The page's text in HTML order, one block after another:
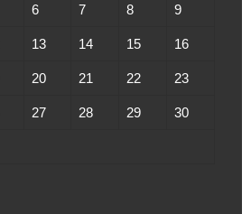
6 7 8 9
13 14 15 16
20 21 22 23
27 28 29 30